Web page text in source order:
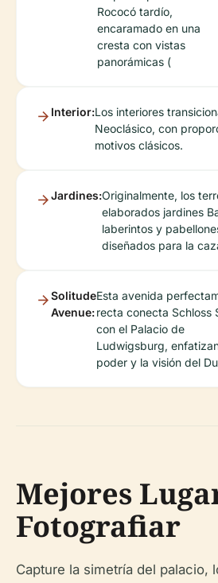
Rococó tardío,
encaramado en una
cresta con vistas
panorámicas (
Interior:Los interiores
Neoclásico, con
motivos clásicos.
Jardines:Originalmente, los
elaborados jardines
laberintos y
diseñados para la
Solitude
Avenue:
Esta avenida
recta conecta Schloss
con el Palacio de
Ludwigsburg,
poder y la visión del
Mejores
Fotografiar
Capture la simetría del palacio,